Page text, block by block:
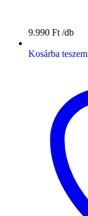
9.990 Ft
Kosárba teszem